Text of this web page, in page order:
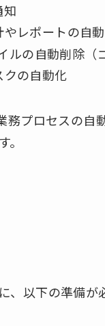
知
レポートの自
の自動削除（
の自動化
務プロセスの
、以下の準備が